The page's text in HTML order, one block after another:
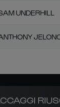
UNDERHILL